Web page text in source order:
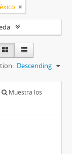
Descending
Muestra los